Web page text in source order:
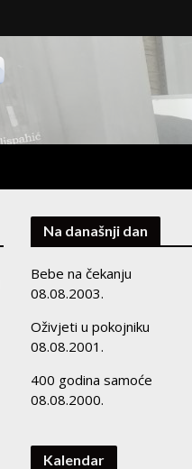
Na današnji dan
Bebe na čekanju
08.08.2003.
Oživjeti u pokojniku
08.08.2001.
400 godina samoće
08.08.2000.
Kalendar